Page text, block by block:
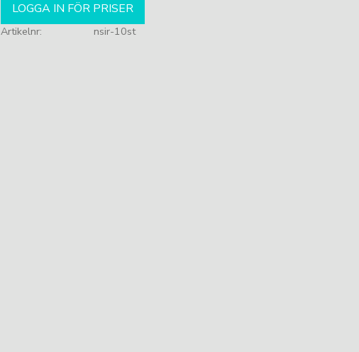
LOGGA IN FÖR PRISER
Artikelnr nsir-10st